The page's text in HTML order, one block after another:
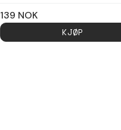
139 NOK
KJØP